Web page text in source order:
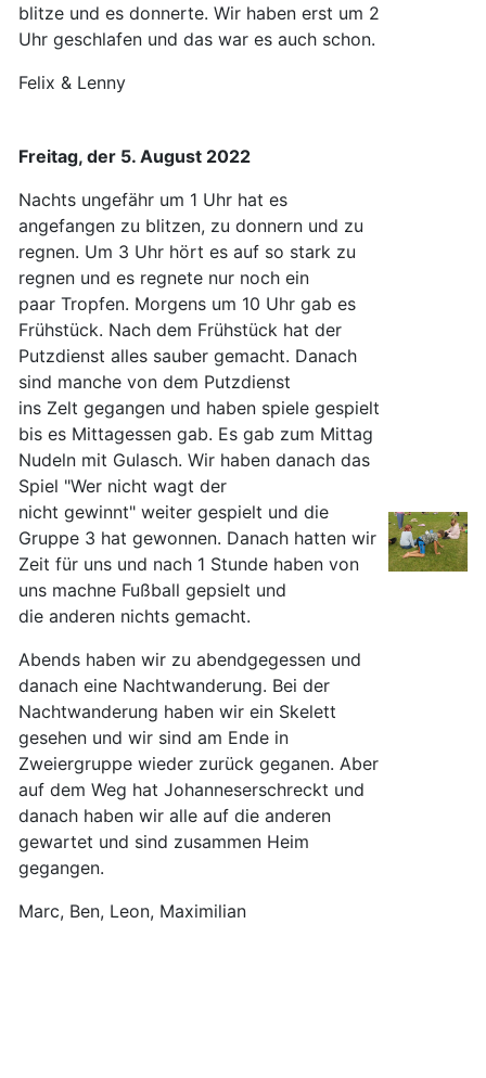
blitze und es donnerte. Wir haben erst um 2
Uhr geschlafen und das war es auch schon.
Felix & Lenny
Freitag, der 5. August 2022
Nachts ungefähr um 1 Uhr hat es
angefangen zu blitzen, zu donnern und zu
regnen. Um 3 Uhr hört es auf so stark zu
regnen und es regnete nur noch ein
paar Tropfen. Morgens um 10 Uhr gab es
Frühstück. Nach dem Frühstück hat der
Putzdienst alles sauber gemacht. Danach
sind manche von dem Putzdienst
ins Zelt gegangen und haben spiele gespielt
bis es Mittagessen gab. Es gab zum Mittag
Nudeln mit Gulasch. Wir haben danach das
Spiel "Wer nicht wagt der
nicht gewinnt" weiter gespielt und die
Gruppe 3 hat gewonnen. Danach hatten wir
Zeit für uns und nach 1 Stunde haben von
uns machne Fußball gepsielt und
die anderen nichts gemacht.
Abends haben wir zu abendgegessen und
danach eine Nachtwanderung. Bei der
Nachtwanderung haben wir ein Skelett
gesehen und wir sind am Ende in
Zweiergruppe wieder zurück geganen. Aber
auf dem Weg hat Johanneserschreckt und
danach haben wir alle auf die anderen
gewartet und sind zusammen Heim
gegangen.
Marc, Ben, Leon, Maximilian